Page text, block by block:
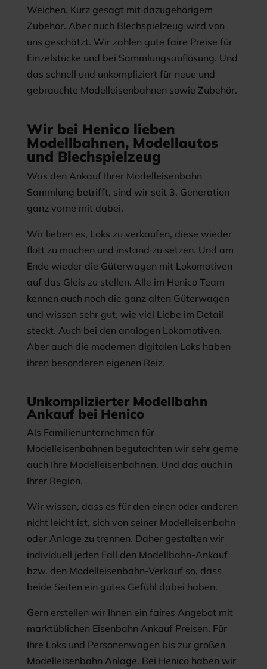
Weichen. Kurz gesagt mit dazugehörigem
Zubehör. Aber auch Blechspielzeug wird von
uns geschätzt. Wir zahlen gute faire Preise für
Einzelstücke und bei Sammlungsauflösung. Und
das schnell und unkompliziert für neue und
gebrauchte Modelleisenbahnen sowie Zubehör.
Wir bei Henico lieben
Modellbahnen, Modellautos
und Blechspielzeug
Was den Ankauf Ihrer Modelleisenbahn
Sammlung betrifft, sind wir seit 3. Generation
ganz vorne mit dabei.
Wir lieben es, Loks zu verkaufen, diese wieder
flott zu machen und instand zu setzen. Und am
Ende wieder die Güterwagen mit Lokomotiven
auf das Gleis zu stellen. Alle im Henico Team
kennen auch noch die ganz alten Güterwagen
und wissen sehr gut, wie viel Liebe im Detail
steckt. Auch bei den analogen Lokomotiven.
Aber auch die modernen digitalen Loks haben
ihren besonderen eigenen Reiz.
Unkomplizierter Modellbahn
Ankauf bei Henico
Als Familienunternehmen für
Modelleisenbahnen begutachten wir sehr gerne
auch Ihre Modelleisenbahnen. Und das auch in
Ihrer Region.
Wir wissen, dass es für den einen oder anderen
nicht leicht ist, sich von seiner Modelleisenbahn
oder Anlage zu trennen. Daher gestalten wir
individuell jeden Fall den Modellbahn-Ankauf
bzw. den Modelleisenbahn-Verkauf so, dass
beide Seiten ein gutes Gefühl dabei haben.
Gern erstellen wir Ihnen ein faires Angebot mit
marktüblichen Eisenbahn Ankauf Preisen. Für
Ihre Loks und Personenwagen bis zur großen
Modelleisenbahn Anlage. Bei Henico haben wir